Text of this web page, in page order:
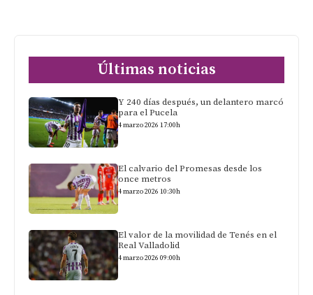
Últimas noticias
Y 240 días después, un delantero marcó
para el Pucela
4 marzo 2026 17:00h
El calvario del Promesas desde los
once metros
4 marzo 2026 10:30h
El valor de la movilidad de Tenés en el
Real Valladolid
4 marzo 2026 09:00h